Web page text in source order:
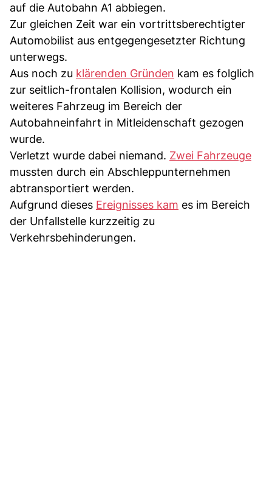
auf die Autobahn A1 abbiegen.
Zur gleichen Zeit war ein vortrittsberechtigter
Automobilist aus entgegengesetzter Richtung
unterwegs.
Aus noch zu klärenden Gründen kam es folglich
zur seitlich-frontalen Kollision, wodurch ein
weiteres Fahrzeug im Bereich der
Autobahneinfahrt in Mitleidenschaft gezogen
wurde.
Verletzt wurde dabei niemand. Zwei Fahrzeuge
mussten durch ein Abschleppunternehmen
abtransportiert werden.
Aufgrund dieses Ereignisses kam es im Bereich
der Unfallstelle kurzzeitig zu
Verkehrsbehinderungen.